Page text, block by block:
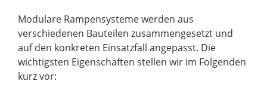
Modulare Rampensysteme werden aus
verschiedenen Bauteilen zusammengesetzt und
auf den konkreten Einsatzfall angepasst. Die
wichtigsten Eigenschaften stellen wir im Folgenden
kurz vor: